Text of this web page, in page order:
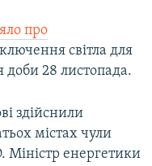
про
світла для
доби 28 листопада.
здійснили
містах чули
Міністр енергетики